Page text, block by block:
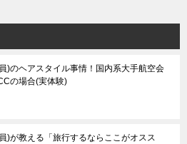
)のヘアスタイル事情！国内系大手航空会
の場合(実体験)
)が教える「旅行するならここがオスス